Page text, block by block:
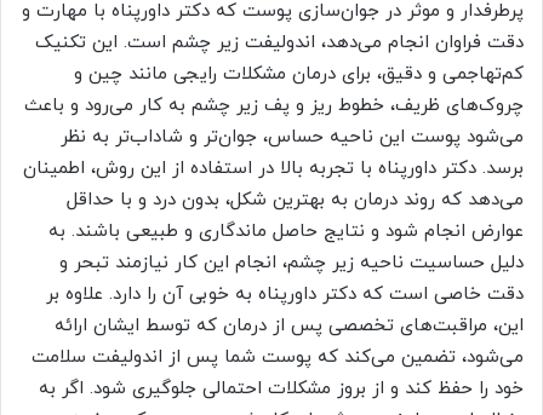
پرطرفدار و موثر در جوان‌سازی پوست که دکتر داورپناه با مهارت و
دقت فراوان انجام می‌دهد، اندولیفت زیر چشم است. این تکنیک
کم‌تهاجمی و دقیق، برای درمان مشکلات رایجی مانند چین و
چروک‌های ظریف، خطوط ریز و پف زیر چشم به کار می‌رود و باعث
می‌شود پوست این ناحیه حساس، جوان‌تر و شاداب‌تر به نظر
برسد. دکتر داورپناه با تجربه بالا در استفاده از این روش، اطمینان
می‌دهد که روند درمان به بهترین شکل، بدون درد و با حداقل
عوارض انجام شود و نتایج حاصل ماندگاری و طبیعی باشند. به
دلیل حساسیت ناحیه زیر چشم، انجام این کار نیازمند تبحر و
دقت خاصی است که دکتر داورپناه به خوبی آن را دارد. علاوه بر
این، مراقبت‌های تخصصی پس از درمان که توسط ایشان ارائه
می‌شود، تضمین می‌کند که پوست شما پس از اندولیفت سلامت
خود را حفظ کند و از بروز مشکلات احتمالی جلوگیری شود. اگر به